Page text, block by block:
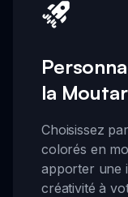
la
Choisissez
colorés en
apporter une
créativité à